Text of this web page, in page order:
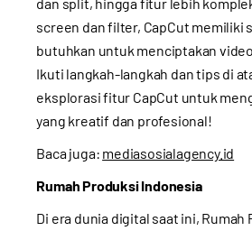
screen dan filter, CapCut memiliki
butuhkan untuk menciptakan
Ikuti langkah-langkah dan tips di
eksplorasi fitur CapCut untuk
yang kreatif dan profesional!
Baca juga: mediasosialagency.id
Rumah Produksi Indonesia
Di era dunia digital saat ini,